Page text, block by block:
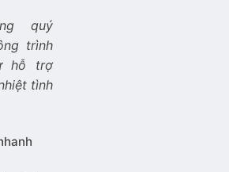
quý
trình
hỗ trợ
tình